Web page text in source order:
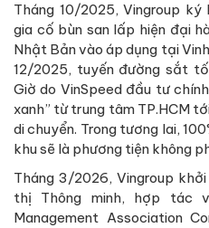
Tháng 10/2025, Vingroup
gia cố bùn san lấp hiện đại
Nhật Bản vào áp dụng tại
12/2025, tuyến đường sắt
Giờ do VinSpeed đầu tư
xanh” từ trung tâm TP.HCM
di chuyển. Trong tương lai,
khu sẽ là phương tiện không
Tháng 3/2026, Vingroup
thị Thông minh, hợp tác
Management Association